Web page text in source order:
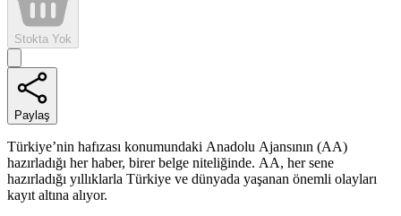
Stokta Yok
Paylaş
Türkiye’nin hafızası konumundaki Anadolu Ajansının (AA)
hazırladığı her haber, birer belge niteliğinde. AA, her sene
hazırladığı yıllıklarla Türkiye ve dünyada yaşanan önemli olayları
kayıt altına alıyor.